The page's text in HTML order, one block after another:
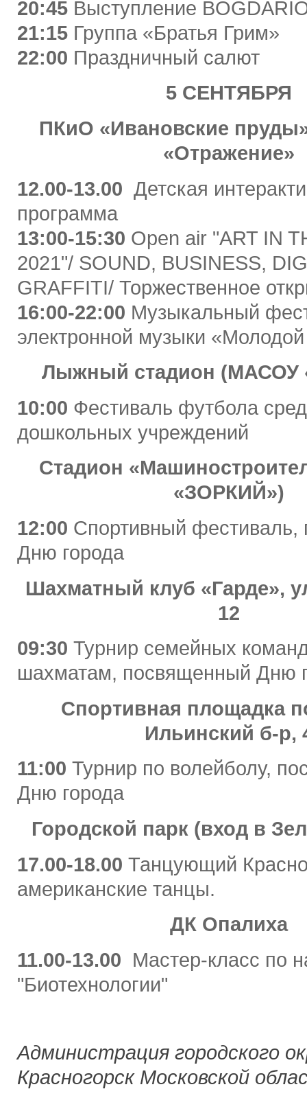
20:45 Выступление
21:15 Группа «Братья Грим»
22:00 Праздничный салют
5 СЕНТЯБРЯ
ПКиО «Ивановские
«Отражение»
12.00-13.00 Детская
программа
13:00-15:30 Open air "ART IN
2021"/ SOUND, BUSINESS,
GRAFFITI/ Торжественное
16:00-22:00 Музыкальный
электронной музыки «Молодой
Лыжный стадион (МАСОУ
10:00 Фестиваль футбола
дошкольных учреждений
Стадион
«ЗОРКИЙ»)
12:00 Спортивный
Дню города
Шахматный клуб «Гарде»,
12
09:30 Турнир семейных
шахматам, посвященный Дню
Спортивная площадка
Ильинский б-р,
11:00 Турнир по волейболу,
Дню города
Городской парк (вход в
17.00-18.00 Танцующий
американские танцы.
ДК Опалиха
11.00-13.00 Мастер-класс по
"Биотехнологии"
Администрация городского
Красногорск Московской